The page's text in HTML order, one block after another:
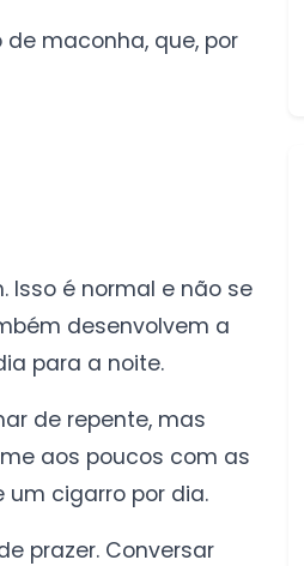
maconha, que, por
Isso é normal e não se
desenvolvem a
para a noite.
de repente, mas
aos poucos com as
cigarro por dia.
prazer. Conversar